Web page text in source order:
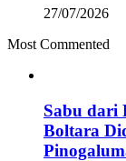
27/07/2026
Most Commented
Sabu dari
Boltara